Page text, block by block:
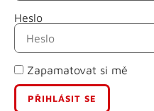
Heslo
Zapamatovat si mě
Příjmení
E-mail